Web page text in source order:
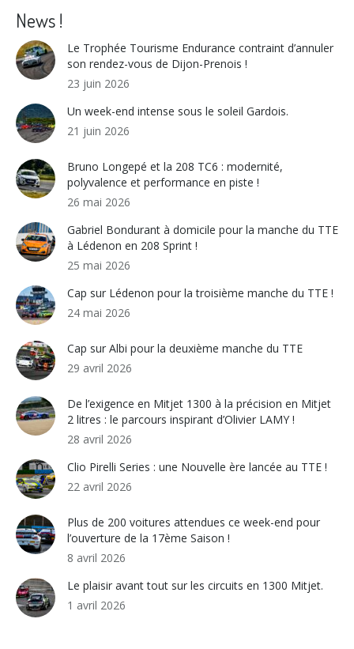
News !
Le Trophée Tourisme Endurance contraint d’annuler
son rendez-vous de Dijon-Prenois !
23 juin 2026
Un week-end intense sous le soleil Gardois.
21 juin 2026
Bruno Longepé et la 208 TC6 : modernité,
polyvalence et performance en piste !
26 mai 2026
Gabriel Bondurant à domicile pour la manche du TTE
à Lédenon en 208 Sprint !
25 mai 2026
Cap sur Lédenon pour la troisième manche du TTE !
24 mai 2026
Cap sur Albi pour la deuxième manche du TTE
29 avril 2026
De l’exigence en Mitjet 1300 à la précision en Mitjet
2 litres : le parcours inspirant d’Olivier LAMY !
28 avril 2026
Clio Pirelli Series : une Nouvelle ère lancée au TTE !
22 avril 2026
Plus de 200 voitures attendues ce week-end pour
l’ouverture de la 17ème Saison !
8 avril 2026
Le plaisir avant tout sur les circuits en 1300 Mitjet.
1 avril 2026